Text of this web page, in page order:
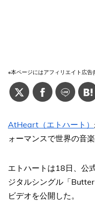
※本ページにはアフィリエイト広告
AtHeart（エトハート）
ォーマンスで世界の音
エトハートは18日、公
ジタルシングル「
ビデオを公開した。